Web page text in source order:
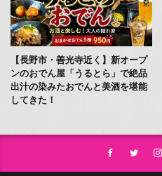
【長野市・善光寺近く】新オープ
ンのおでん屋「うるとら」で絶品
出汁の染みたおでんと美酒を堪能
してきた！